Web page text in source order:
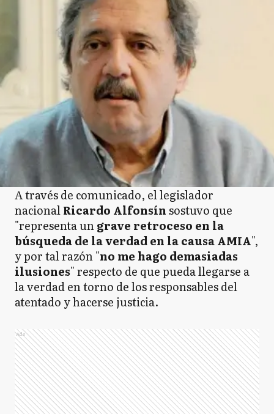
A través de comunicado, el legislador
nacionalRicardo Alfonsínsostuvo que
"representa ungrave retroceso en la
búsqueda de la verdad en la causa AMIA",
y por tal razón "no me hago demasiadas
ilusiones" respecto de que pueda llegarse a
la verdad en torno de los responsables del
atentado y hacerse justicia.
Ads